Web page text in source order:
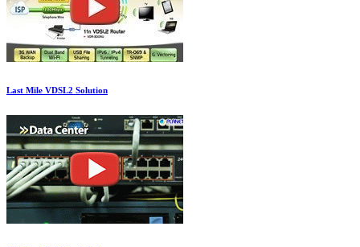
Last Mile VDSL2 Solution